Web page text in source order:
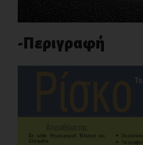
-Περιγραφή